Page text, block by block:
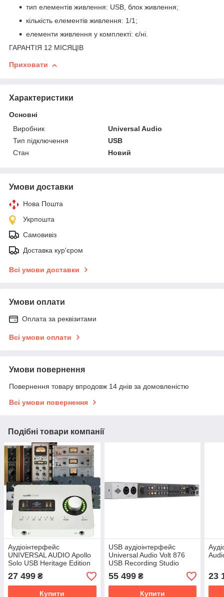
тип елементів живлення: USB, блок живлення;
кількість елементів живлення: 1/1;
елементи живлення у комплекті: є/ні.
ГАРАНТІЯ 12 МІСЯЦІВ
Приховати
Характеристики
Основні
Виробник
Universal Audio
Тип підключення
USB
Стан
Новий
Умови доставки
Нова Пошта
Укрпошта
Самовивіз
Доставка кур'єром
Всі умови доставки
Умови оплати
Оплата за реквізитами
Всі умови оплати
Умови повернення
Повернення товару впродовж 14 днів за домовленістю
Всі умови повернення
Подібні товари компанії
Аудіоінтерфейс
UNIVERSAL AUDIO Apollo
Solo USB Heritage Edition
27 499 ₴
Купити
USB аудіоінтерфейс
Universal Audio Volt 876
USB Recording Studio
55 499₴
Купити
23